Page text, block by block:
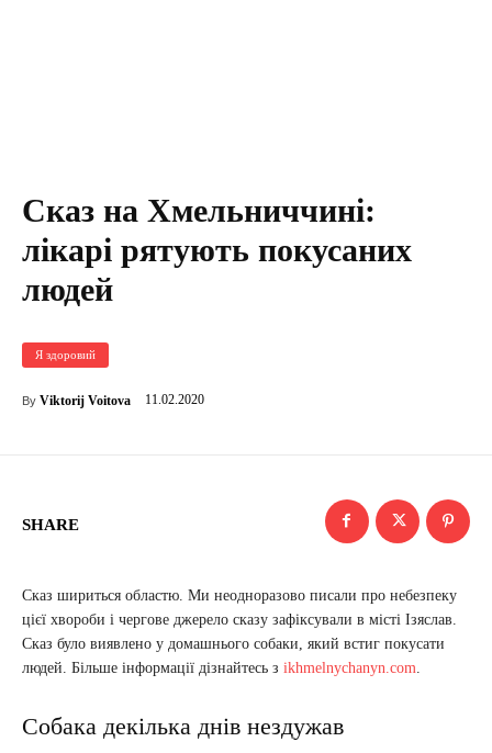
Сказ на Хмельниччині:
лікарі рятують покусаних
людей
Я здоровий
By Viktorij Voitova 11.02.2020
SHARE
Сказ шириться областю. Ми неодноразово писали про небезпеку
цієї хвороби і чергове джерело сказу зафіксували в місті Ізяслав.
Сказ було виявлено у домашнього собаки, який встиг покусати
людей. Більше інформації дізнайтесь з ikhmelnychanyn.com
Собака декілька днів нездужав